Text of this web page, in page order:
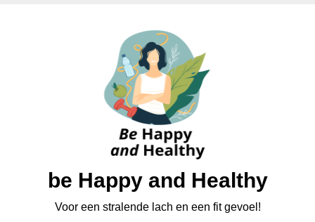
be Happy and Healthy
Voor een stralende lach en een fit gevoel!